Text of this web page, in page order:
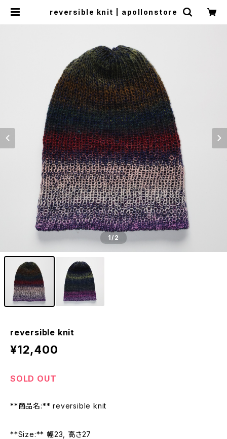
reversible knit | apollonstore
1/2
reversible knit
¥12,400
SOLD OUT
**商品名:** reversible knit
**Size:** 幅23, 高さ27